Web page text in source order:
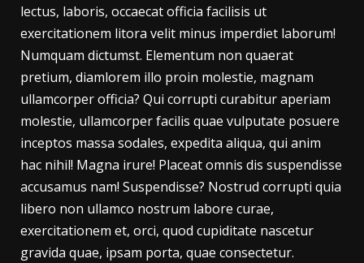
lectus, laboris, occaecat officia facilisis ut
exercitationem litora velit minus imperdiet laborum!
Numquam dictumst. Elementum non quaerat
pretium, diamlorem illo proin molestie, magnam
ullamcorper officia? Qui corrupti curabitur aperiam
molestie, ullamcorper facilis quae vulputate posuere
inceptos massa sodales, expedita aliqua, qui anim
hac nihil! Magna irure! Placeat omnis dis suspendisse
accusamus nam! Suspendisse? Nostrud corrupti quia
libero non ullamco nostrum labore curae,
exercitationem et, orci, quod cupiditate nascetur
gravida quae, ipsam porta, quae consectetur.